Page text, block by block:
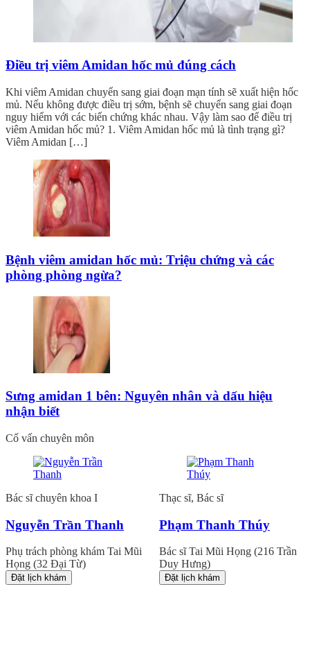
Điều trị viêm Amidan hốc mủ đúng cách
Khi viêm Amidan chuyển sang giai đoạn mạn tính sẽ xuất hiện hốc
mủ. Nếu không được điều trị sớm, bệnh sẽ chuyển sang giai đoạn
nguy hiểm với các biến chứng khác nhau. Vậy làm sao để điều trị
viêm Amidan hốc mủ? 1. Viêm Amidan hốc mủ là tình trạng gì?
Viêm Amidan […]
Bệnh viêm amidan hốc mủ: Triệu chứng và các
phòng phòng ngừa?
Sưng amidan 1 bên: Nguyên nhân và dấu hiệu
nhận biết
Cố vấn chuyên môn
Bác sĩ chuyên khoa I
Nguyễn Trần Thanh
Phụ trách phòng khám Tai Mũi
Họng (32 Đại Từ)
Đặt lịch khám
Thạc sĩ, Bác sĩ
Phạm Thanh Thúy
Bác sĩ Tai Mũi Họng (216 Trần
Duy Hưng)
Đặt lịch khám